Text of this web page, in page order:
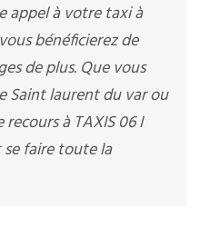
appel à votre taxi à
bénéficierez de
de plus. Que vous
Saint laurent du var ou
à TAXIS 06 I
faire toute la